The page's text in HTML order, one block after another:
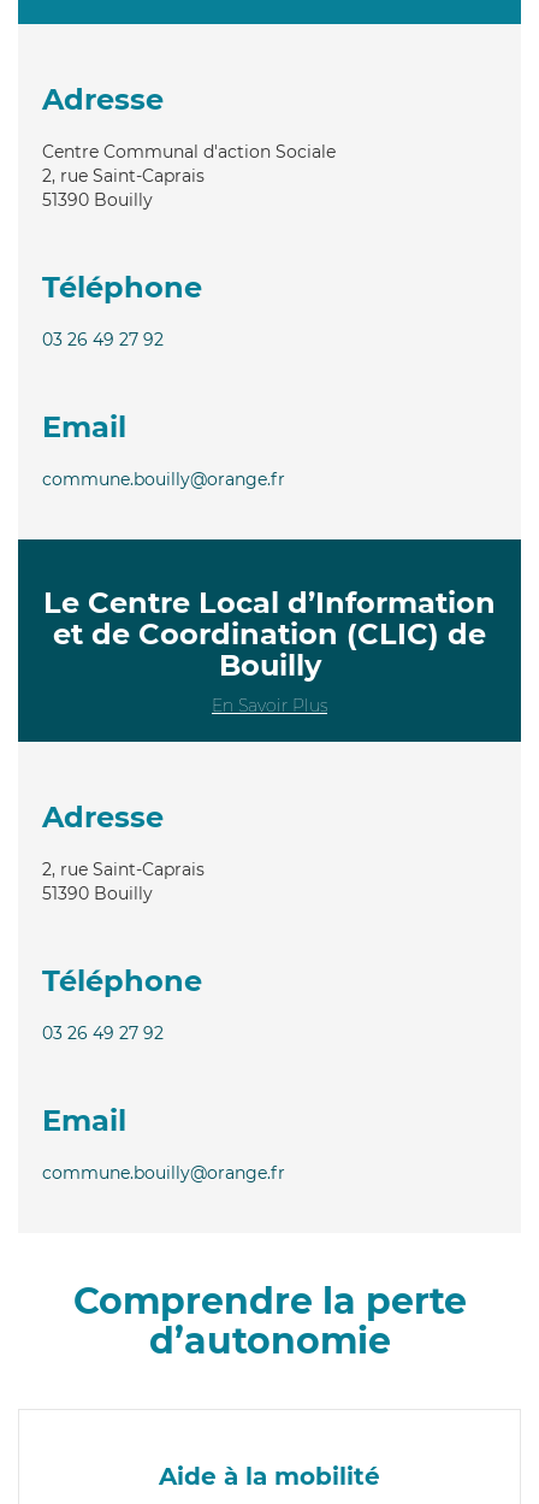
Adresse
Centre Communal d'action Sociale
2, rue Saint-Caprais
51390 Bouilly
Téléphone
03 26 49 27 92
Email
commune.bouilly@orange.fr
Le Centre Local d’Information
et de Coordination (CLIC) de
Bouilly
En Savoir Plus
Adresse
2, rue Saint-Caprais
51390 Bouilly
Téléphone
03 26 49 27 92
Email
commune.bouilly@orange.fr
Comprendre la perte
d’autonomie
Aide à la mobilité